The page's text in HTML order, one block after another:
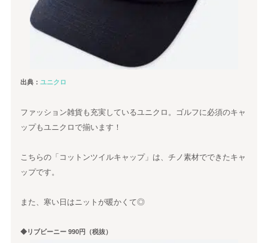
出典：ユニクロ
ファッション雑貨も充実しているユニクロ。ゴルフに必須のキャ
ップもユニクロで揃います！
こちらの「コットンツイルキャップ」は、チノ素材でできたキャ
ップです。
また、寒い日はニットが暖かくて◎
◆リブビーニー 990円（税抜）